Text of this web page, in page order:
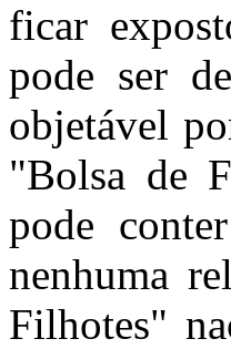
ficar
pode ser
objetável
"Bolsa de
pode
nenhuma
Filhotes"